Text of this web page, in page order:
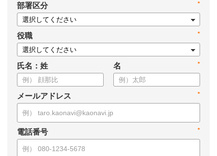
*
部署区分
*
役職
氏名：姓 *
名
*
メールアドレス
*
電話番号